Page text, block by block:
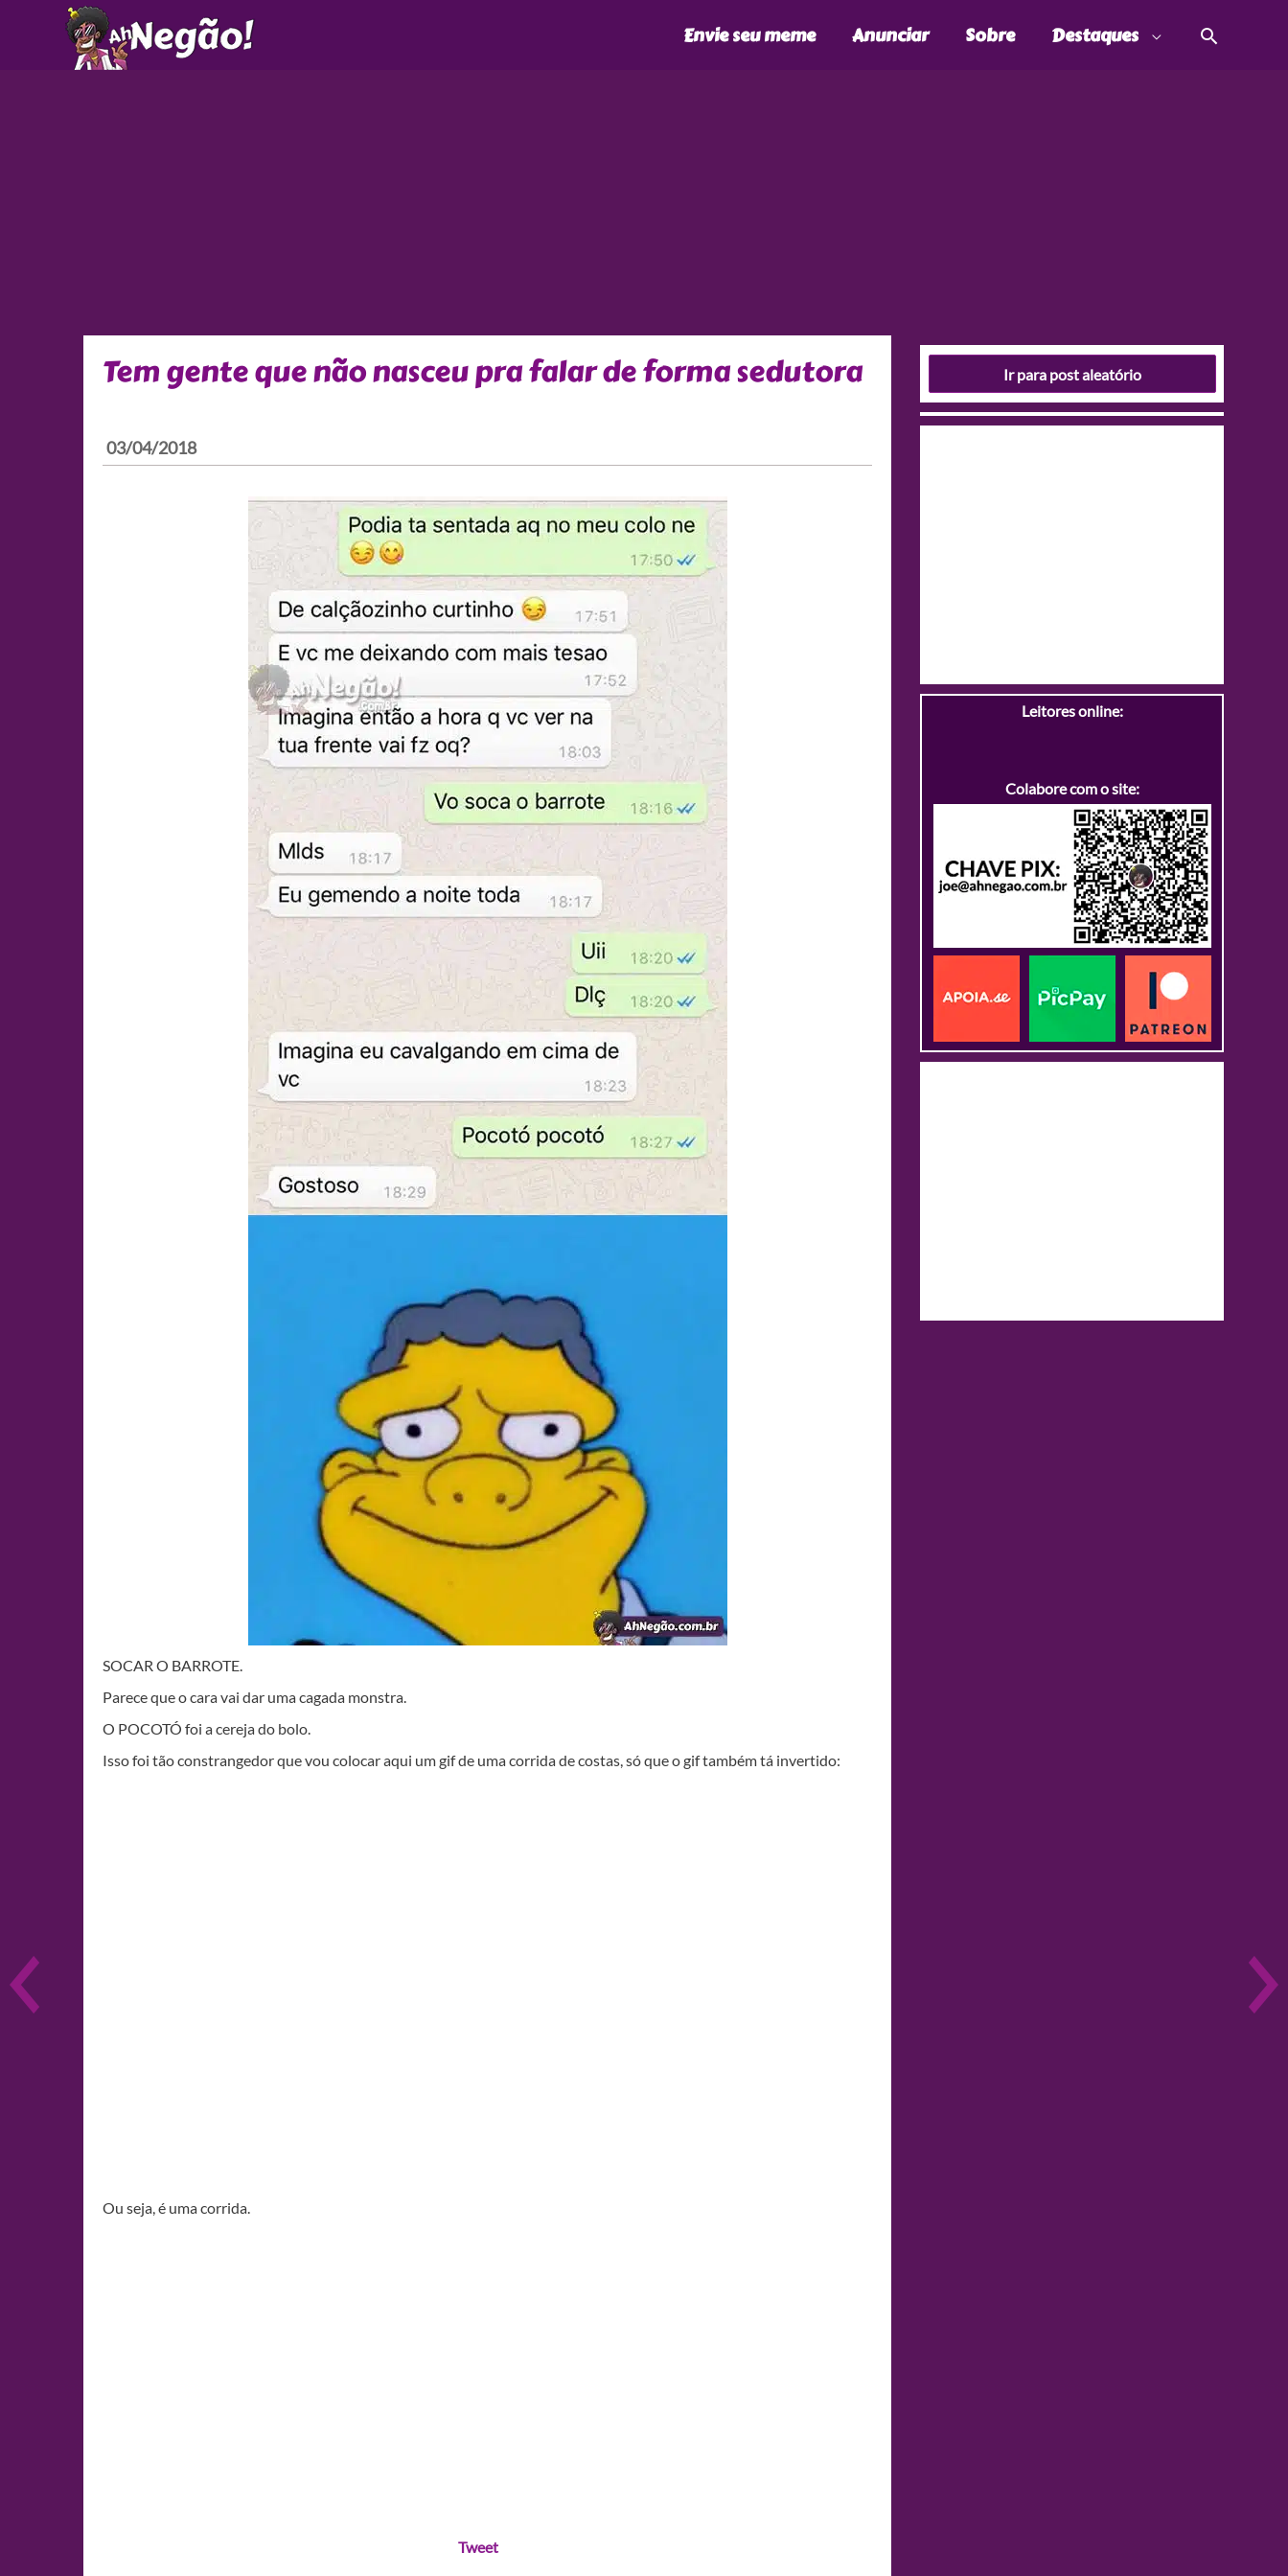
Envie seu meme Anunciar Sobre Destaques
Tem gente que não nasceu pra falar de forma sedutora
03/04/2018
SOCAR O BARROTE.
Parece que o cara vai dar uma cagada monstra.
O POCOTÓ foi a cereja do bolo.
Isso foi tão constrangedor que vou colocar aqui um gif de uma corrida de costas, só que o gif também tá invertido:
Ou seja, é uma corrida.
Tweet
Ir para post aleatório
Leitores online:
Colabore com o site: